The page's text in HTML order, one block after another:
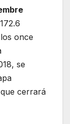
once
se
cerrará